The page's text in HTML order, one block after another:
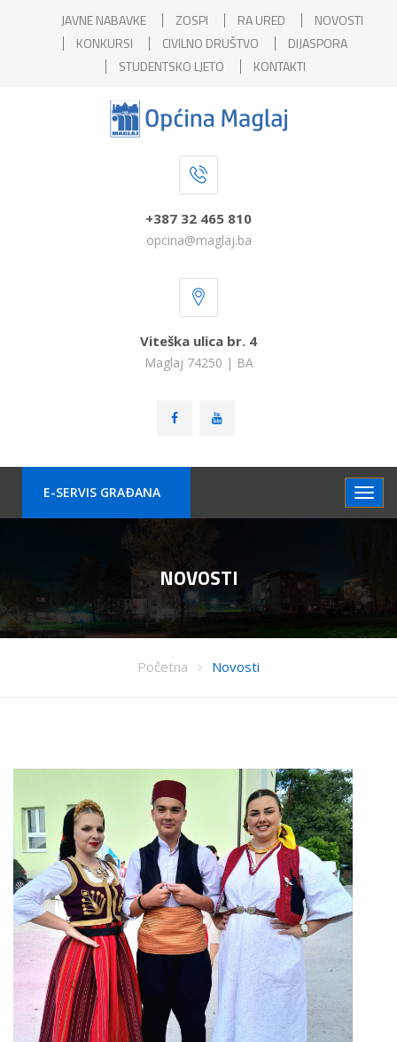
JAVNE NABAVKE ZOSPI RA URED
NOVOSTI
KONKURSI
CIVILNO DRUŠTVO
DIJASPORA
STUDENTSKO LJETO
KONTAKTI
+387 32 465 810
opcina@maglaj.ba
Viteška ulica br. 4
Maglaj 74250 | BA
E-SERVIS GRAÐANA
NOVOSTI
Početna Novosti